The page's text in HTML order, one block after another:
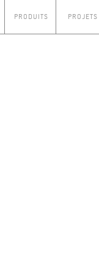
PRODUITS PROJETS